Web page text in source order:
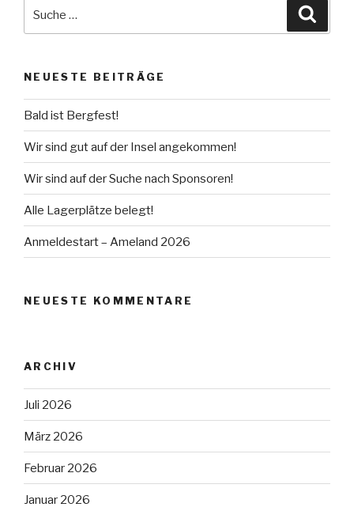
NEUESTE BEITRÄGE
Bald ist Bergfest!
Wir sind gut auf der Insel angekommen!
Wir sind auf der Suche nach Sponsoren!
Alle Lagerplätze belegt!
Anmeldestart – Ameland 2026
NEUESTE KOMMENTARE
ARCHIV
Juli 2026
März 2026
Februar 2026
Januar 2026